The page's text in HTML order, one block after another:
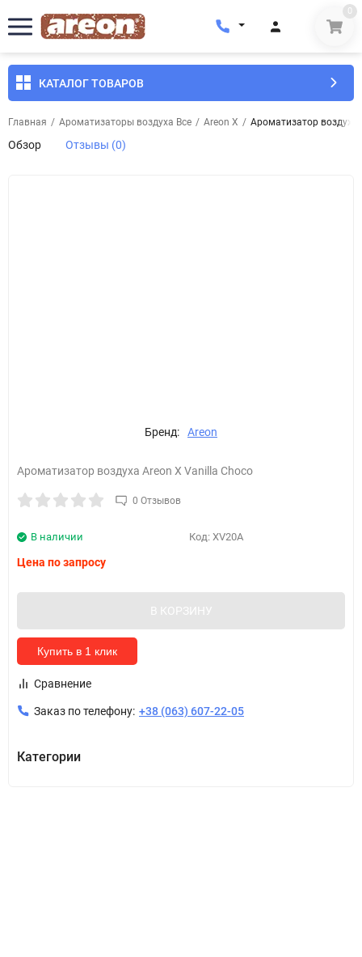
0
КАТАЛОГ ТОВАРОВ
Главная / Ароматизаторы воздуха Все / Areon X / Ароматизатор воздуха
Обзор Отзывы (0)
Бренд: Areon
Ароматизатор воздуха Areon X Vanilla Choco
0 Отзывов
В наличии Код: XV20A
Цена по запросу
В КОРЗИНУ
Купить в 1 клик
Сравнение
Заказ по телефону: +38 (063) 607-22-05
Категории